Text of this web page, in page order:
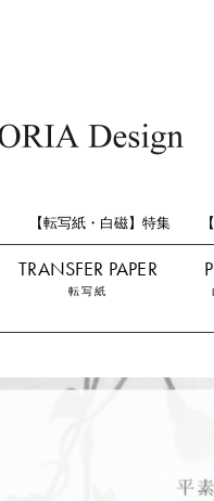
【転写紙・白磁】特集
転写紙